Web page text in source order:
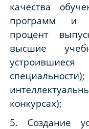
качества
программ и
процент
высшие
конкурсах);
5. Создание